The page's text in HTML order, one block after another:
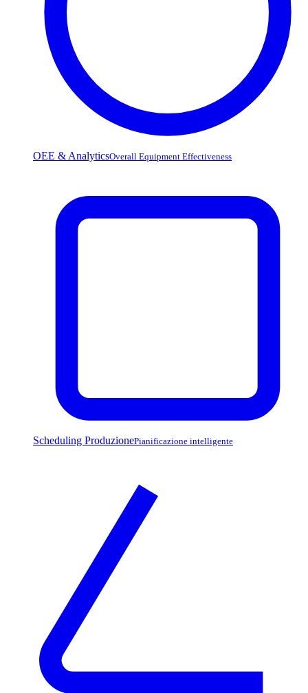
OEE & AnalyticsOverall Equipment Effectiveness
Scheduling ProduzionePianificazione intelligente